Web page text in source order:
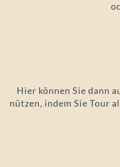
Hier können Sie dann
nützen, indem Sie Tour